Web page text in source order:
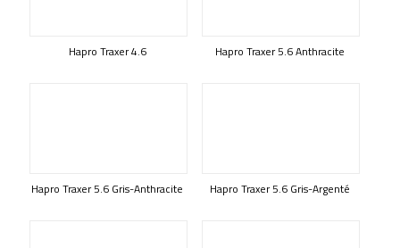
Hapro Traxer 4.6 Hapro Traxer 5.6 Anthracite
Hapro Traxer 5.6 Gris-Anthracite Hapro Traxer 5.6 Gris-Argenté